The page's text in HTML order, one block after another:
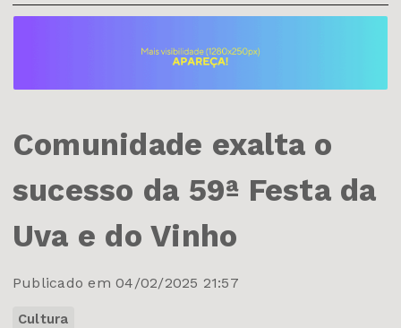
Comunidade exalta o
sucesso da 59ª Festa da
Uva e do Vinho
Publicado em 04/02/2025 21:57
Cultura